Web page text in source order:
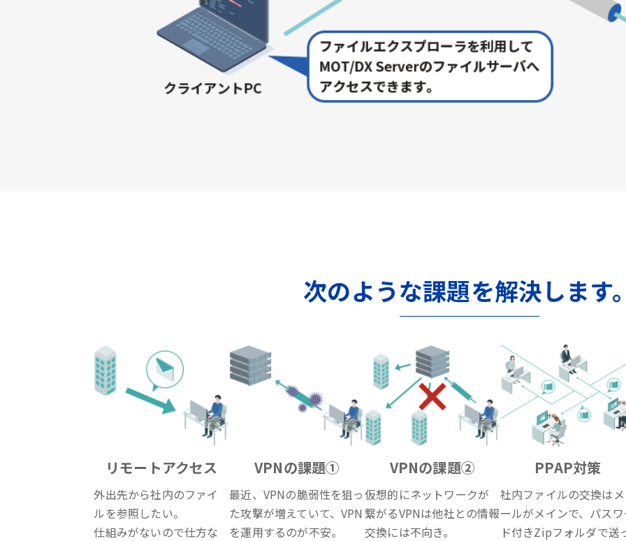
次のような課題を解決します
リモートアクセス
外出先から社内のファイ
ルを参照したい。
仕組みがないので仕方な
VPNの課題①
最近、VPNの脆弱性を狙っ
た攻撃が増えていて、VPN
を運用するのが不安。
VPNの課題②
仮想的にネットワークが
繋がるVPNは他社との情報
交換には不向き。
PPAP対策
社内ファイルの交換はメ
ールがメインで、パス
ド付きZipフォルダで送